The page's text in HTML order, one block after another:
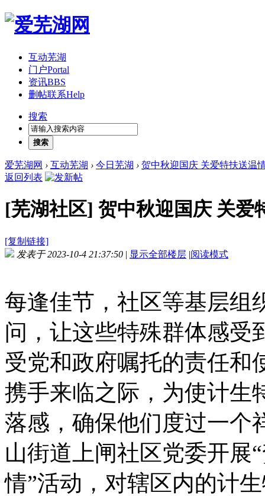
互动芜湖
门户Portal
资讯BBS
删帖联系Help
搜索
搜索
爱芜湖网 › 互动芜湖 › 今日芜湖 › 贺中秋迎国庆 关爱特扶送温
返回列表
[芜湖社区] 贺中秋迎国庆 关爱
[复制链接]
发表于 2023-10-4 21:37:50 | 显示全部楼层 |阅读模式
每逢佳节，社区等基层组
问，让这些特殊群体感受
受党和政府嘱托的责任和
携手来临之际，为使计生
落感，确保他们度过一个
山街道上闸社区党委开展
情”活动，对辖区内的计